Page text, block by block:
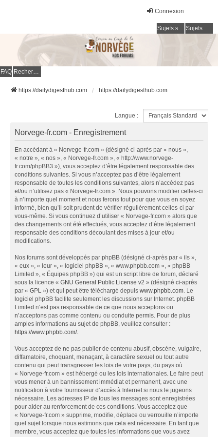
Connexion
Sujets sans réponse Sujets actifs
FAQ Rechercher
https://dailydigesthub.com https://dailydigesthub.com
Langue :
Norvege-fr.com - Enregistrement
En accédant à « Norvege-fr.com » (désigné ci-après par « nous »,
« notre », « nos », « Norvege-fr.com », « http://www.norvege-
fr.com/phpBB3 »), vous acceptez d’être légalement responsable des
conditions suivantes. Si vous n’acceptez pas d’être légalement
responsable de toutes les conditions suivantes, alors n’accédez pas
et/ou n’utilisez pas « Norvege-fr.com ». Nous pouvons modifier celles-ci
à n’importe quel moment et nous ferons tout pour que vous en soyez
informé, bien qu’il soit prudent de vérifier régulièrement celles-ci par
vous-même. Si vous continuez d’utiliser « Norvege-fr.com » alors que
des changements ont été effectués, vous acceptez d’être légalement
responsable des conditions découlant des mises à jour et/ou
modifications.
Nos forums sont développés par phpBB (désigné ci-après par « ils »,
« eux », « leur », « logiciel phpBB », « www.phpbb.com », « phpBB
Limited », « Équipes phpBB ») qui est un script libre de forum, déclaré
sous la licence « GNU General Public License v2 » (désigné ci-après
par « GPL ») et qui peut être téléchargé depuis www.phpbb.com. Le
logiciel phpBB facilite seulement les discussions sur Internet. phpBB
Limited n’est pas responsable de ce que nous acceptons ou
n’acceptons pas comme contenu ou conduite permis. Pour de plus
amples informations au sujet de phpBB, veuillez consulter :
https://www.phpbb.com/.
Vous acceptez de ne pas publier de contenu abusif, obscène, vulgaire,
diffamatoire, choquant, menaçant, à caractère sexuel ou tout autre
contenu qui peut transgresser les lois de votre pays, du pays où
« Norvege-fr.com » est hébergé ou les lois internationales. Le faire peut
vous mener à un bannissement immédiat et permanent, avec une
notification à votre fournisseur d’accès à Internet si nous le jugeons
nécessaire. Les adresses IP de tous les messages sont enregistrées
pour aider au renforcement de ces conditions. Vous acceptez que
« Norvege-fr.com » supprime, modifie, déplace ou verrouille n’importe
quel sujet lorsque nous estimons que cela est nécessaire. En tant que
membre, vous acceptez que toutes les informations que vous avez